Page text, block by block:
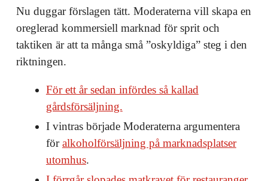
Nu duggar förslagen tätt. Moderaterna vill skapa en
oreglerad kommersiell marknad för sprit och
taktiken är att ta många små ”oskyldiga” steg i den
riktningen.
För ett år sedan infördes så kallad
gårdsförsäljning.
I vintras började Moderaterna argumentera
föralkoholförsäljning på marknadsplatser
utomhus.